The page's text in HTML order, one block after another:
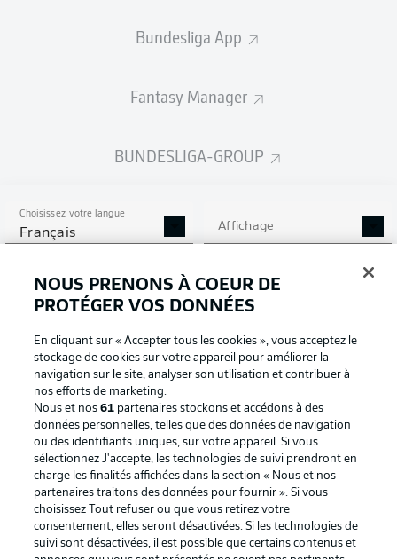
Bundesliga App
Fantasy Manager
BUNDESLIGA-GROUP
Choisissez votre langue
Français Affichage
Connexion
Football as it's meant to be
NOUS PRENONS À COEUR DE
PROTÉGER VOS DONNÉES
En cliquant sur « Accepter tous les cookies », vous acceptez le
stockage de cookies sur votre appareil pour améliorer la
navigation sur le site, analyser son utilisation et contribuer à
nos efforts de marketing.
Nous et nos61 partenaires stockons et accédons à des
données personnelles, telles que des données de navigation
ou des identifiants uniques, sur votre appareil. Si vous
sélectionnez J'accepte, les technologies de suivi prendront en
charge les finalités affichées dans la section « Nous et nos
partenaires traitons des données pour fournir ». Si vous
choisissez Tout refuser ou que vous retirez votre
consentement, elles seront désactivées. Si les technologies de
suivi sont désactivées, il est possible que certains contenus et